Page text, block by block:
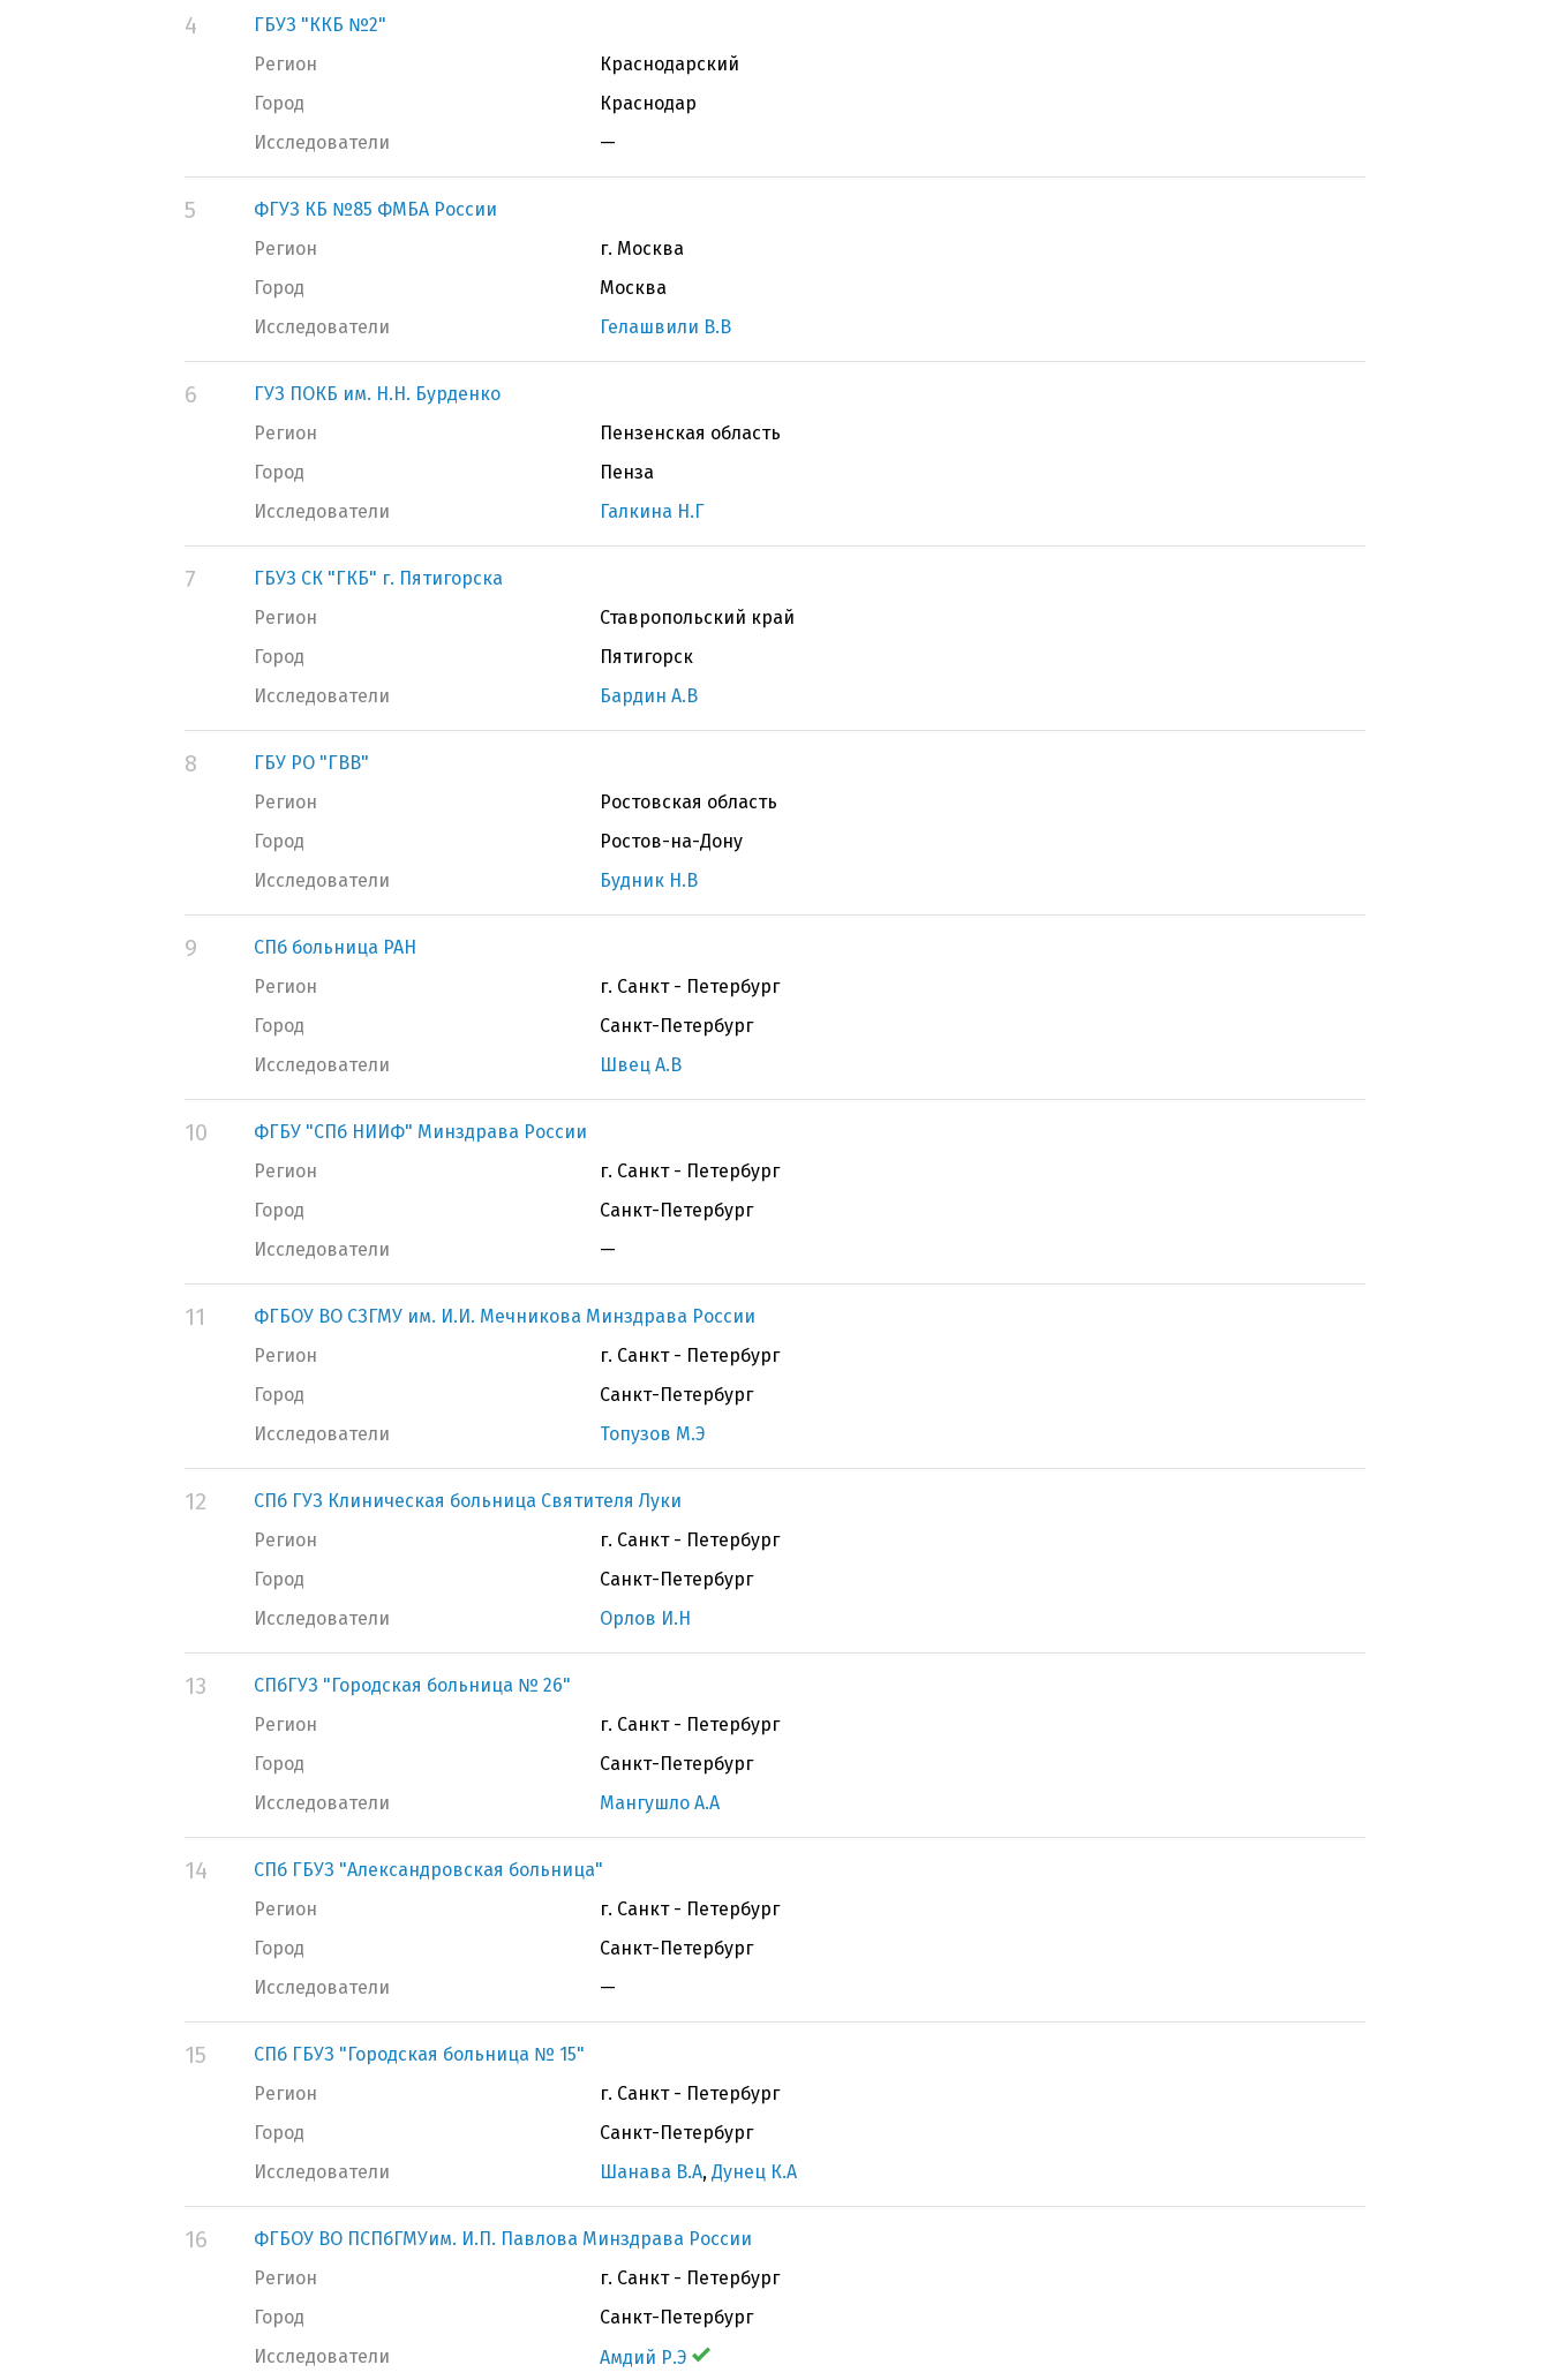
4
ГБУЗ "ККБ №2"
Регион
Краснодарский
Город
Краснодар
Исследователи
—
5
ФГУЗ КБ №85 ФМБА России
Регион
г. Москва
Город
Москва
Исследователи
Гелашвили В.В
6
ГУЗ ПОКБ им. Н.Н. Бурденко
Регион
Пензенская область
Город
Пенза
Исследователи
Галкина Н.Г
7
ГБУЗ СК "ГКБ" г. Пятигорска
Регион
Ставропольский край
Город
Пятигорск
Исследователи
Бардин А.В
8
ГБУ РО "ГВВ"
Регион
Ростовская область
Город
Ростов-на-Дону
Исследователи
Будник Н.В
9
СПб больница РАН
Регион
г. Санкт - Петербург
Город
Санкт-Петербург
Исследователи
Швец А.В
10
ФГБУ "СПб НИИФ" Минздрава России
Регион
г. Санкт - Петербург
Город
Санкт-Петербург
Исследователи
—
11
ФГБОУ ВО СЗГМУ им. И.И. Мечникова Минздрава России
Регион
г. Санкт - Петербург
Город
Санкт-Петербург
Исследователи
Топузов М.Э
12
СПб ГУЗ Клиническая больница Святителя Луки
Регион
г. Санкт - Петербург
Город
Санкт-Петербург
Исследователи
Орлов И.Н
13
СПбГУЗ "Городская больница № 26"
Регион
г. Санкт - Петербург
Город
Санкт-Петербург
Исследователи
Мангушло А.А
14
СПб ГБУЗ "Александровская больница"
Регион
г. Санкт - Петербург
Город
Санкт-Петербург
Исследователи
—
15
СПб ГБУЗ "Городская больница № 15"
Регион
г. Санкт - Петербург
Город
Санкт-Петербург
Исследователи
Шанава В.А, Дунец К.А
16
ФГБОУ ВО ПСПбГМУим. И.П. Павлова Минздрава России
Регион
г. Санкт - Петербург
Город
Санкт-Петербург
Исследователи
Амдий Р.Э